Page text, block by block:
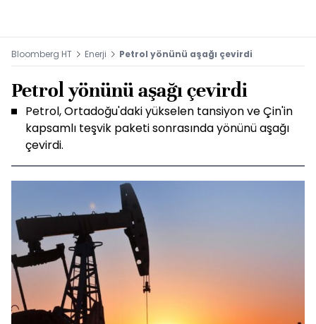
Bloomberg HT Enerji Petrol yönünü aşağı çevirdi
Petrol yönünü aşağı çevirdi
Petrol, Ortadoğu'daki yükselen tansiyon ve Çin'in
kapsamlı teşvik paketi sonrasında yönünü aşağı
çevirdi.